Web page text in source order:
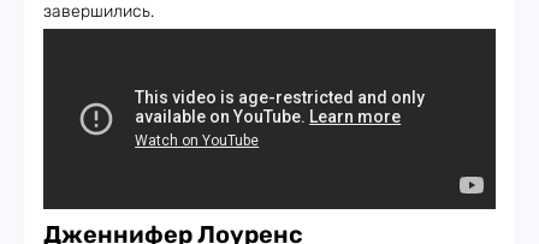
завершились.
Дженнифер Лоуренс